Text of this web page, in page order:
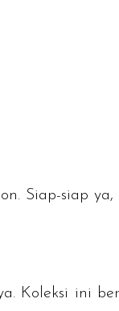
. Siap-siap
Koleksi ini